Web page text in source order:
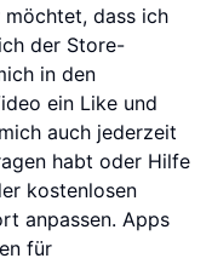
möchtet, dass ich
der Store-
in den
ein Like und
auch jederzeit
habt oder Hilfe
kostenlosen
anpassen. Apps
für